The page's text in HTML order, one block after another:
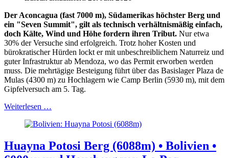
Der Aconcagua (fast 7000 m), Südamerikas höchster Berg und
ein "Seven Summit", gilt als technisch verhältnismäßig einfach,
doch Kälte, Wind und Höhe fordern ihren Tribut. Nur etwa
30% der Versuche sind erfolgreich. Trotz hoher Kosten und
bürokratischer Hürden lockt er mit unbeschreiblichem Naturreiz und
guter Infrastruktur ab Mendoza, wo das Permit erworben werden
muss. Die mehrtägige Besteigung führt über das Basislager Plaza de
Mulas (4300 m) zu Hochlagern wie Camp Berlin (5930 m), mit dem
Gipfelversuch am 5. Tag.
Weiterlesen …
Huayna Potosi Berg (6088m) • Bolivien •